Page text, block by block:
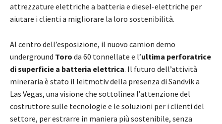
attrezzature elettriche a batteria e diesel-elettriche per
aiutare i clienti a migliorare la loro sostenibilità.
Al centro dell’esposizione, il nuovo camion demo
underground Toro da 60 tonnellate e l’ultima perforatrice
di superficie a batteria elettrica. Il futuro dell’attività
mineraria è stato il leitmotiv della presenza di Sandvik a
Las Vegas, una visione che sottolinea l’attenzione del
costruttore sulle tecnologie e le soluzioni per i clienti del
settore, per estrarre in maniera più sostenibile, senza